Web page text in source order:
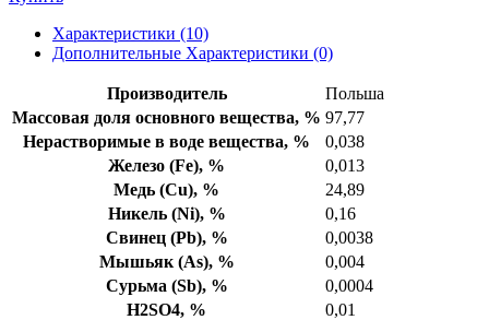
Характеристики (10)
Дополнительные Характеристики (0)
Производитель
Польша
Массовая доля основного вещества, % 97,77
Нерастворимые в воде вещества, %
0,038
Железо (Fe), %
0,013
Медь (Cu), %
24,89
Никель (Ni), %
0,16
Свинец (Pb), %
0,0038
Мышьяк (Аs), %
0,004
Сурьма (Sb), %
0,0004
H2SO4, %
0,01